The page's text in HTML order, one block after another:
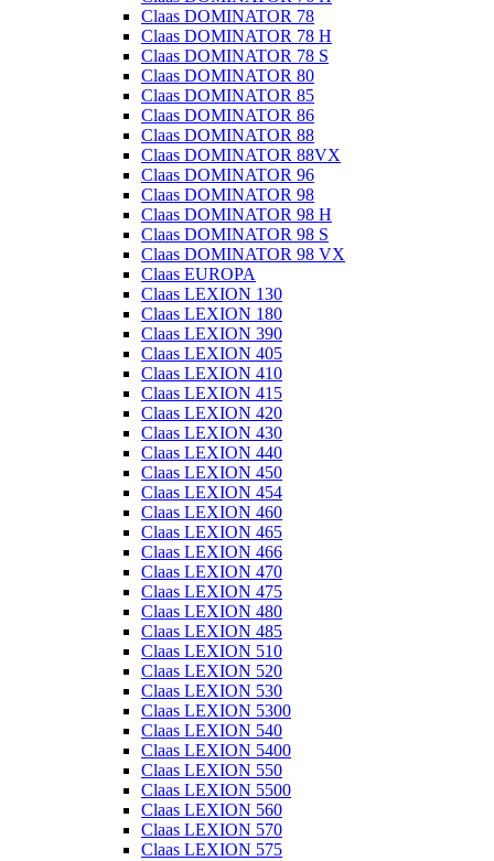
Claas DOMINATOR 78
Claas DOMINATOR 78 H
Claas DOMINATOR 78 S
Claas DOMINATOR 80
Claas DOMINATOR 85
Claas DOMINATOR 86
Claas DOMINATOR 88
Claas DOMINATOR 88VX
Claas DOMINATOR 96
Claas DOMINATOR 98
Claas DOMINATOR 98 H
Claas DOMINATOR 98 S
Claas DOMINATOR 98 VX
Claas EUROPA
Claas LEXION 130
Claas LEXION 180
Claas LEXION 390
Claas LEXION 405
Claas LEXION 410
Claas LEXION 415
Claas LEXION 420
Claas LEXION 430
Claas LEXION 440
Claas LEXION 450
Claas LEXION 454
Claas LEXION 460
Claas LEXION 465
Claas LEXION 466
Claas LEXION 470
Claas LEXION 475
Claas LEXION 480
Claas LEXION 485
Claas LEXION 510
Claas LEXION 520
Claas LEXION 530
Claas LEXION 5300
Claas LEXION 540
Claas LEXION 5400
Claas LEXION 550
Claas LEXION 5500
Claas LEXION 560
Claas LEXION 570
Claas LEXION 575